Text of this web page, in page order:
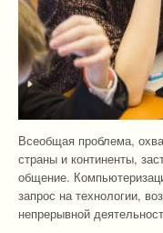
Всеобщая проблема,
страны и континенты,
общение.
запрос на технологии,
непрерывной